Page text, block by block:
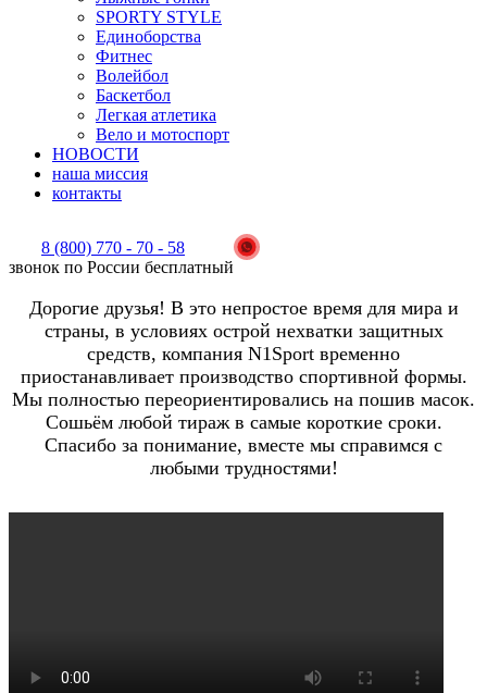
SPORTY STYLE
Единоборства
Фитнес
Волейбол
Баскетбол
Легкая атлетика
Вело и мотоспорт
НОВОСТИ
наша миссия
контакты
8 (800) 770 - 70 - 58
звонок по России бесплатный
Дорогие друзья! В это непростое время для мира и
страны, в условиях острой нехватки защитных
средств, компания N1Sport временно
приостанавливает производство спортивной формы.
Мы полностью переориентировались на пошив масок.
Сошьём любой тираж в самые короткие сроки.
Спасибо за понимание, вместе мы справимся с
любыми трудностями!